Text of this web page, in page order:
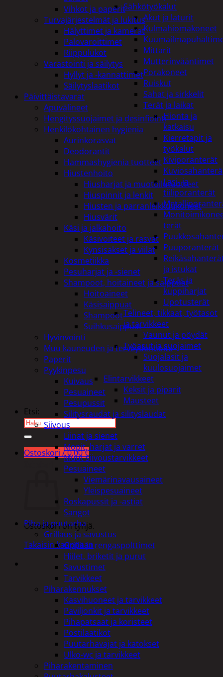
Sähkötyökalut
Akut ja laturit
Kulmahiomakoneet
Mittarit
Mutterinvääntimet
Porakoneet
Ruiskut
Sahat ja sirkkelit
Terät ja laikat
Hionta ja
katkaisu
Kierretapit ja
työkalut
Kiviporanterät
Kuviosahanterä
Lasi- ja
tiiliporanterät
terät
Puuporanterät
ja istukat
Teräs ja
kuppiharjat
Upotusterät
Telineet, tikkaat, työtasot
ja tarvikkeet
Vaunut ja pöydät
Työasut ja suojaimet
Suojalasit ja
kuulosuojaimet
Elintarvikkeet
Keksit ja piparit
Mausteet
Etsi:
Ostoskori /0,00€
Ostoskori on tyhjä.
Takaisin kauppaan
Vihkot ja paperit
Turvajärjestelmät ja lukitus
Hälyttimet ja kamerat
Palovaroittimet
Riippulukot
Varastointi ja säilytys
Hyllyt ja -kannattimet
Säilytyslaatikot
Päivittäistavarat
Apuvälineet
Hengityssuojaimet ja desinfiointi
Henkilökohtainen hygienia
Aurinkorasvat
Deodorantit
Hammashygienia tuotteet
Hiustenhoito
Hiusharjat ja muotoilutuotteet
Hiuspinnit ja lenkit
Hiusten ja parranleikkuukoneet
Hiusvärit
Käsi ja jalkahoito
Käsivoiteet ja rasvat
Kynsisakset ja viilat
Kosmetiikka
Pesuharjat ja -sienet
Shampoot, hoitaineet ja saippuat
Hoitoaineet
Käsisaippuat
Shampoot
Suihkusaippuat
Hyvinvointi
Muu kauneuden ja terveydenhoito
Paperit
Pyykinpesu
Kuivaus
Pesuaineet
Pesupussit
Silitysraudat ja silityslaudat
Siivous
Liinat ja sienet
Mopit, harjat ja varret
Muut siivoustarvikkeet
Pesuaineet
Viemärinavausaineet
Yleispesuaineet
Roskapussit ja -astiat
Sangot
Piha ja puutarha
Grillaus ja savustus
Grillit ja rengaspolttimet
Hiilet, briketit ja purut
Savustimet
Tarvikkeet
Piharakennukset
Kasvihuoneet ja tarvikkeet
Paviljonkit ja tarvikkeet
Pihapatsaat ja koristeet
Postilaatikot
Puutarhavajat ja katokset
Ulko-wc ja tarvikkeet
Piharakentaminen